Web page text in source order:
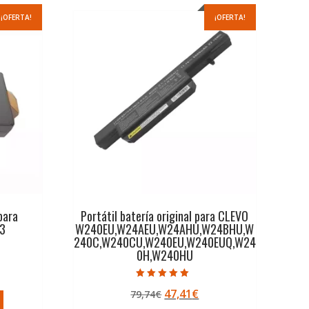
¡OFERTA! ¡OFERTA!
Portátil batería original para CLEVO
W240EU,W24AEU,W24AHU,W24BHU,W
240C,W240CU,W240EU,W240EUQ,W24
0H,W240HU
5.00
de 5
79,74€ El
47,41€El